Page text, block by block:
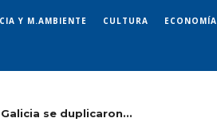
Y M.AMBIENTE CULTURA ECONOMÍA
se duplicaron...